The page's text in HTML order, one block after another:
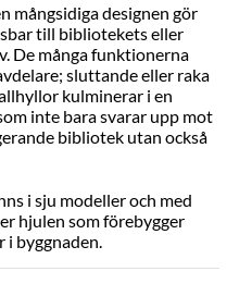
mångsidiga designen gör
till bibliotekets eller
De många funktionerna
sluttande eller raka
kulminerar i en
inte bara svarar upp mot
bibliotek utan också
i sju modeller och med
hjulen som förebygger
i byggnaden.